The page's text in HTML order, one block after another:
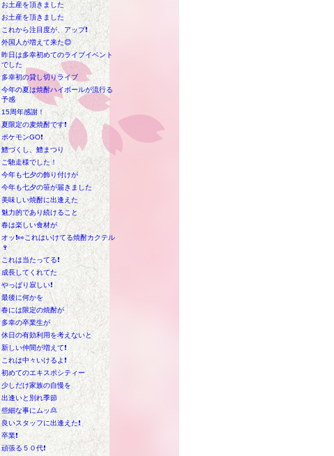
お土産を頂きました
お土産を頂きました
これから注目度が、アップ❗
外国人が増えて来た😊
昨日は多幸初めてのライブイベント
でした
多幸初の貸し切りライブ
今年の夏は焼酎ハイボールが流行る
予感
15周年感謝！
夏限定の麦焼酎です❗
ポケモンGO❗
鱧づくし、鱧まつり
ご馳走様でした！
今年も七夕の飾り付けが
今年も七夕の笹が届きました
美味しい焼酎に出逢えた
魅力的であり続けること
春は楽しい食材が
オッ❗👀これはいけてる焼酎カクテル
🍷
これは当たってる❗
成長してくれてた
やっぱり寂しい❗
最後に何かを
春には限定の焼酎が
多幸の卒業生が
休日の有効利用を考えないと
新しい仲間が増えて❗
これは中々いけるよ❗
初めてのエキスポシティー
少しだけ家族の自慢を
出逢いと別れ季節
些細な事にムッ🙎
良いスタッフに出逢えた❗
卒業❗
頑張る５０代❗